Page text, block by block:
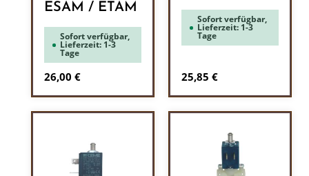
ESAM / ETAM
Sofort verfügbar,
Lieferzeit: 1-3
Tage
Regulärer Preis:
26,00 €
Sofort verfügbar,
Lieferzeit: 1-3
Tage
Regulärer Preis:
25,85 €